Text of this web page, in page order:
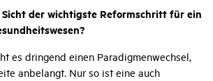
Sicht der wichtigste Reformschritt für ein
es dringend einen Paradigmenwechsel,
anbelangt. Nur so ist eine auch